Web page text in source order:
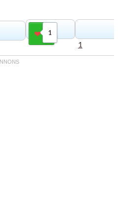
1
Gilla
1